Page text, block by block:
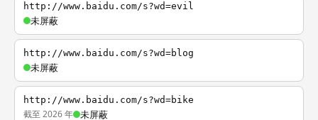
http://www.baidu.com/s?wd=evil
未屏蔽
http://www.baidu.com/s?wd=blog
未屏蔽
http://www.baidu.com/s?wd=bike
截至 2026 年 未屏蔽